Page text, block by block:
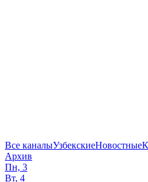
Все каналыУзбекскиеНовостные
Архив
Пн, 3
Вт, 4